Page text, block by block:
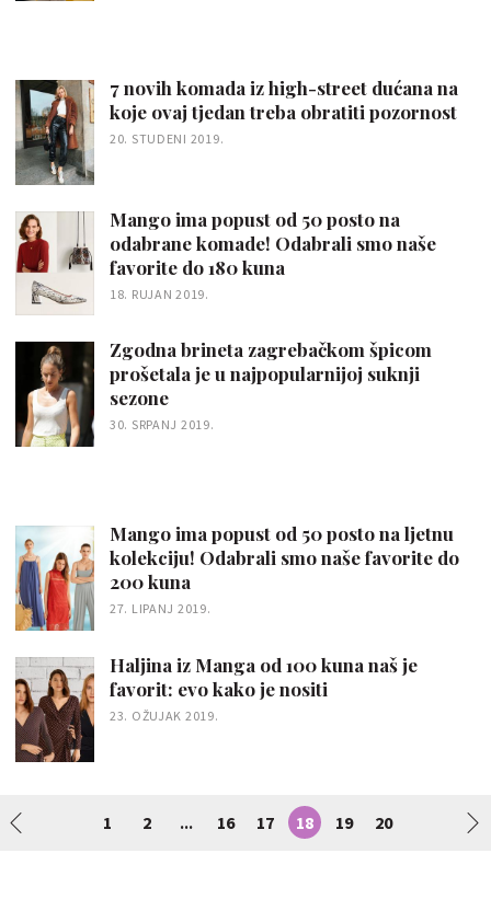
7 novih komada iz high-street dućana na
koje ovaj tjedan treba obratiti pozornost
20. STUDENI 2019.
Mango ima popust od 50 posto na
odabrane komade! Odabrali smo naše
favorite do 180 kuna
18. RUJAN 2019.
Zgodna brineta zagrebačkom špicom
prošetala je u najpopularnijoj suknji
sezone
30. SRPANJ 2019.
Mango ima popust od 50 posto na ljetnu
kolekciju! Odabrali smo naše favorite do
200 kuna
27. LIPANJ 2019.
Haljina iz Manga od 100 kuna naš je
favorit: evo kako je nositi
23. OŽUJAK 2019.
1 2 ... 16 17 18 19 20